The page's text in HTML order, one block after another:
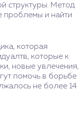
структуры. Метод
проблемы и найти
которая
которые к
новые увлечения,
помочь в борьбе
не более 14